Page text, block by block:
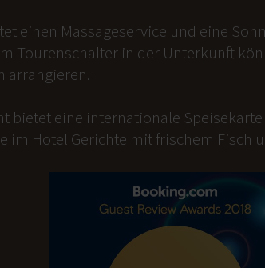
einen Massageservice und eine
Tourenschalter in der Unterkunft
arrangieren.
bietet eine internationale
im Hotel Gerichte mit frischem Fisch